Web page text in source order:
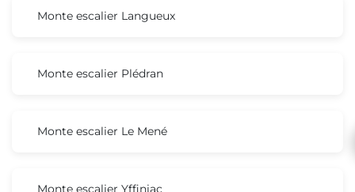
Monte escalier Langueux
Monte escalier Plédran
Monte escalier Le Mené
Monte escalier Yffiniac